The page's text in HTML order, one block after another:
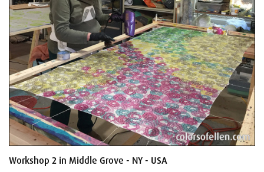
Workshop 2 in Middle Grove - NY - USA